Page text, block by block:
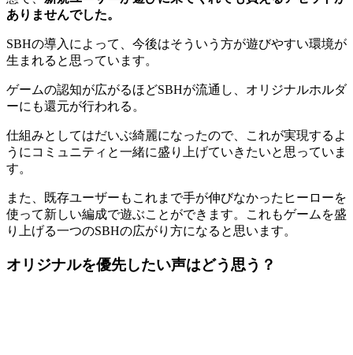
ありませんでした。
SBHの導入によって、今後はそういう方が遊びやすい環境が
生まれると思っています。
ゲームの認知が広がるほどSBHが流通し、オリジナルホルダ
ーにも還元が行われる。
仕組みとしてはだいぶ綺麗になったので、これが実現するよ
うにコミュニティと一緒に盛り上げていきたいと思っていま
す。
また、既存ユーザーもこれまで手が伸びなかったヒーローを
使って新しい編成で遊ぶことができます。これもゲームを盛
り上げる一つのSBHの広がり方になると思います。
オリジナルを優先したい声はどう思う？